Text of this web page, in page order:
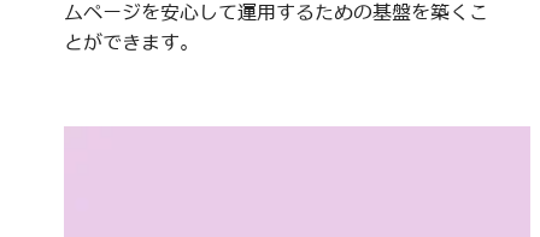
ムページを安心して運用するための基盤を築くこ
とができます。